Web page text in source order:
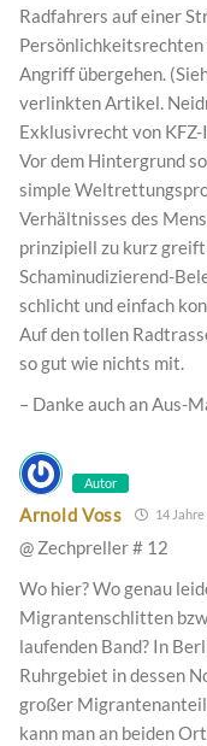
Radfahrers auf einer
Angriff übergehen.
verlinkten Artikel.
Exklusivrecht von KFZ-
Vor dem Hintergrund
simple
Verhältnisses des
prinzipiell zu kurz
Schaminudizierend-
schlicht und einfach
Auf den tollen
so gut wie nichts mit.
– Danke auch an Aus-
Autor
Arnold Voss 14
@ Zechpreller # 12
Wo hier? Wo genau
Migrantenschlitten
laufenden Band? In
Ruhrgebiet in dessen
großer
kann man an beiden